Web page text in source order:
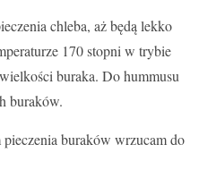
chleba, aż będą lekko
170 stopni w trybie
buraka. Do hummusu
buraków.
buraków wrzucam do